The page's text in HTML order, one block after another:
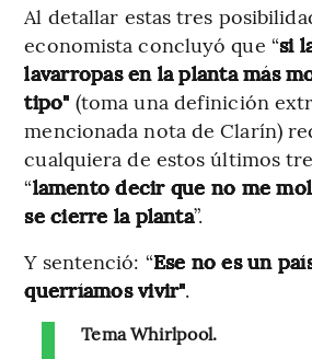
Al detallar estas tres
economista concluyó que “si
lavarropas en la planta más
tipo" (toma una definición
mencionada nota de Clarín)
cualquiera de estos últimos
“lamento decir que no me
se cierre la planta”.
Y sentenció: “Ese no es un
querríamos vivir".
Tema Whirlpool.